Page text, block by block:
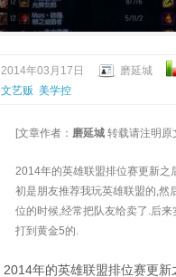
2014年03月17日 磨延城
文艺贩 美学控
[文章作者： 磨延城 转载请注明原
2014年的英雄联盟排位赛更新之
初是朋友推荐我玩英雄联盟的,然
位的时候,经常把队友给卖了.后
打到黄金5的.
2014年的英雄联盟排位赛更